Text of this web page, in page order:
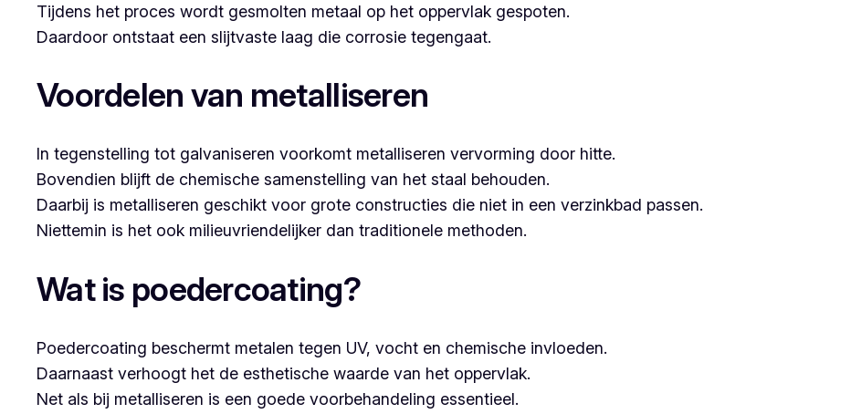
Tijdens het proces wordt gesmolten metaal op het oppervlak gespoten.
Daardoor ontstaat een slijtvaste laag die corrosie tegengaat.
Voordelen van metalliseren
In tegenstelling tot galvaniseren voorkomt metalliseren vervorming door hitte.
Bovendien blijft de chemische samenstelling van het staal behouden.
Daarbij is metalliseren geschikt voor grote constructies die niet in een verzinkbad passen.
Niettemin is het ook milieuvriendelijker dan traditionele methoden.
Wat is poedercoating?
Poedercoating beschermt metalen tegen UV, vocht en chemische invloeden.
Daarnaast verhoogt het de esthetische waarde van het oppervlak.
Net als bij metalliseren is een goede voorbehandeling essentieel.